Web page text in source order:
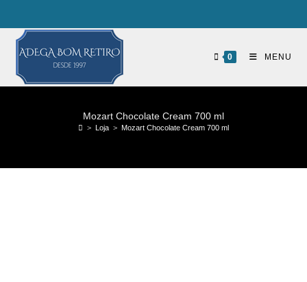
0 MENU
Mozart Chocolate Cream 700 ml
> Loja > Mozart Chocolate Cream 700 ml